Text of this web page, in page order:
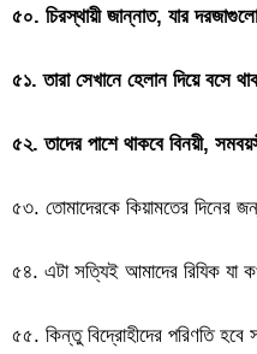
৫০. চিরস্থায়ী জান্নাত, যার
৫১. তারা সেখানে হেলান দিয়ে বসে
৫২. তাদের পাশে থাকবে বিনয়ী,
৫৩. তোমাদেরকে কিয়ামতের দিনের
৫৪. এটা সত্যিই আমাদের রিযিক যা
৫৫. কিন্তু বিদ্রোহীদের পরিণতি হবে